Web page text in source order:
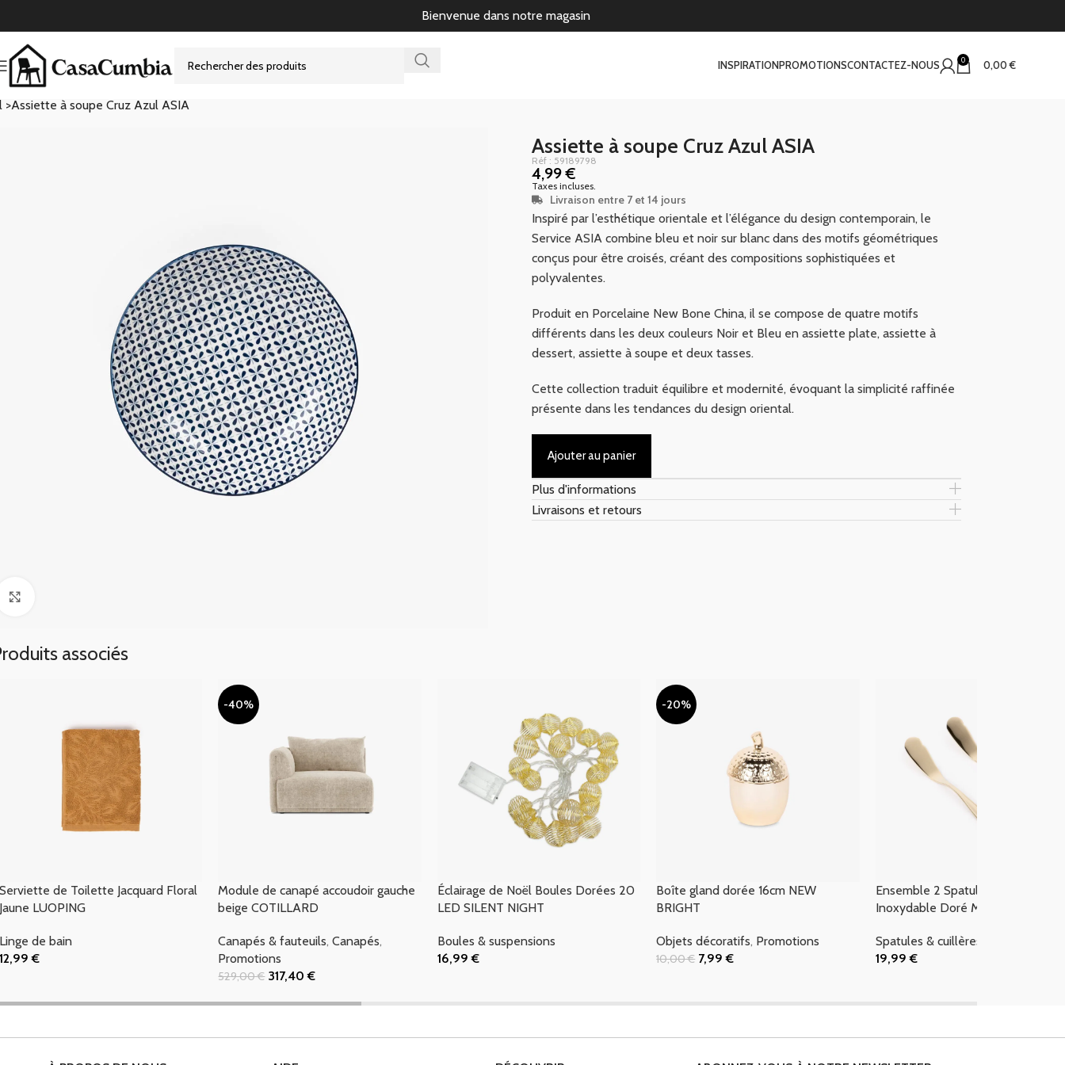
Bienvenue dans notre magasin
INSPIRATIONPROMOTIONSCONTACTEZ-NOUS 0 0,00€
>Assiette à soupe Cruz Azul ASIA
Assiette à soupe Cruz Azul ASIA
Réf : 59189798
4,99€
Taxes incluses.
Livraison entre 7 et 14 jours
Inspiré par l’esthétique orientale et l’élégance du design contemporain, le
Service ASIA combine bleu et noir sur blanc dans des motifs géométriques
conçus pour être croisés, créant des compositions sophistiquées et
polyvalentes.
Produit en Porcelaine New Bone China, il se compose de quatre motifs
différents dans les deux couleurs Noir et Bleu en assiette plate, assiette à
dessert, assiette à soupe et deux tasses.
Cette collection traduit équilibre et modernité, évoquant la simplicité raffinée
présente dans les tendances du design oriental.
Ajouter au panier
Plus d'informations
Livraisons et retours
associés
Serviette de Toilette Jacquard Floral
Jaune LUOPING
Linge de bain
12,99€
-40%
Module de canapé accoudoir gauche
beige COTILLARD
Canapés & fauteuils,Canapés,
Promotions
529,00€ 317,40€
Éclairage de Noël Boules Dorées 20
LED SILENT NIGHT
Boules & suspensions
16,99€
-20%
Boîte gland dorée 16cm NEW
BRIGHT
Objets décoratifs, Promotions
10,00€ 7,99€
Ensemble 2 Spatules en Acier
Inoxydable Doré MARIE
Spatules & cuillères de cuisine
19,99€